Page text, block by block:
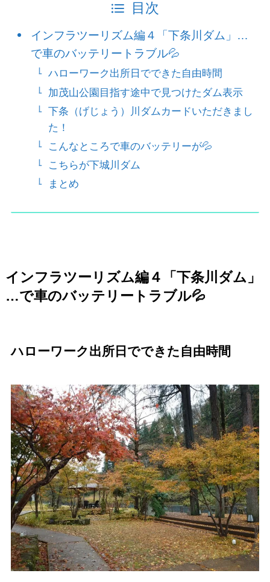
目次
インフラツーリズム編４「下条川ダム」…
で車のバッテリートラブル💦
ハローワーク出所日でできた自由時間
加茂山公園目指す途中で見つけたダム表示
下条（げじょう）川ダムカードいただきまし
た！
こんなところで車のバッテリーが💦
こちらが下城川ダム
まとめ
インフラツーリズム編４「下条川ダム」
…で車のバッテリートラブル💦
ハローワーク出所日でできた自由時間